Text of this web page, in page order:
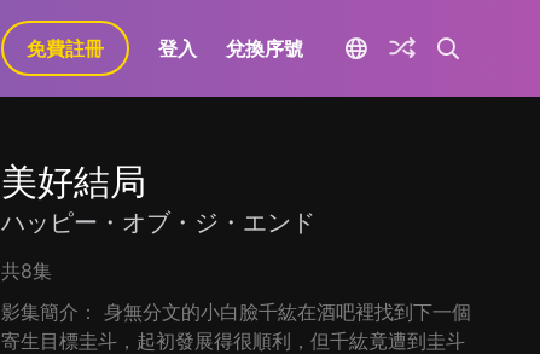
免費註冊 登入 兌換序號
美好結局
ハッピー・オブ・ジ・エンド
共8集
影集簡介： 身無分文的小白臉千紘在酒吧裡找到下一個
寄生目標圭斗，起初發展得很順利，但千紘竟遭到圭斗